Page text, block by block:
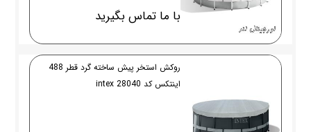
با ما تماس بگیرید
روکش استخر پیش ساخته گرد قطر 488
اینتکس کد 28040 intex